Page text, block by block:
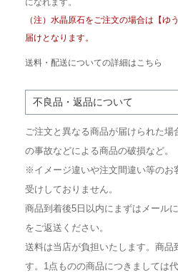
になれます。
（注）水晶原石をご注文の場合は【ゆ
届けとなります。
送料・配送についての詳細はこちら
不良品・返品について
ご注文と異なる商品が届けられた
の事故などによる商品の破損など。
※イメージ違いや注文間違い等のお
受けしておりません。
商品到着後5日以内にまずはメール
をご返送ください。
送料は当店が負担いたします。商品
す。1点ものの商品につきましては